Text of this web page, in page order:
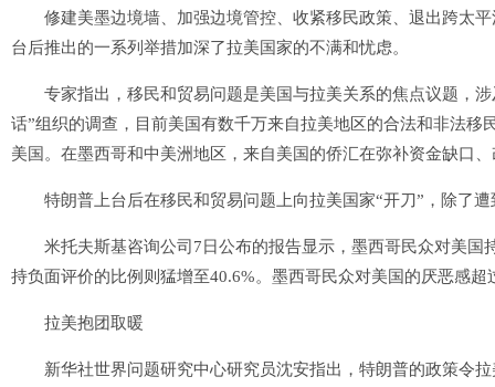
修建美墨边境墙、加强边境管控、收紧移民政策、退出跨太平
台后推出的一系列举措加深了拉美国家的不满和忧虑。
专家指出，移民和贸易问题是美国与拉美关系的焦点议题，涉
话”组织的调查，目前美国有数千万来自拉美地区的合法和非法
美国。在墨西哥和中美洲地区，来自美国的侨汇在弥补资金缺口
特朗普上台后在移民和贸易问题上向拉美国家“开刀”，除了遭
米托夫斯基咨询公司7日公布的报告显示，墨西哥民众对美国
持负面评价的比例则猛增至40.6%。墨西哥民众对美国的厌恶感
拉美抱团取暖
新华社世界问题研究中心研究员沈安指出，特朗普的政策令拉